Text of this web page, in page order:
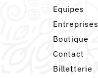
Equipes
Entreprises
Boutique
Contact
Billetterie